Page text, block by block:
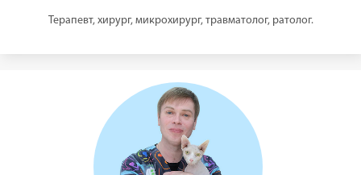
Терапевт, хирург, микрохирург, травматолог, ратолог.